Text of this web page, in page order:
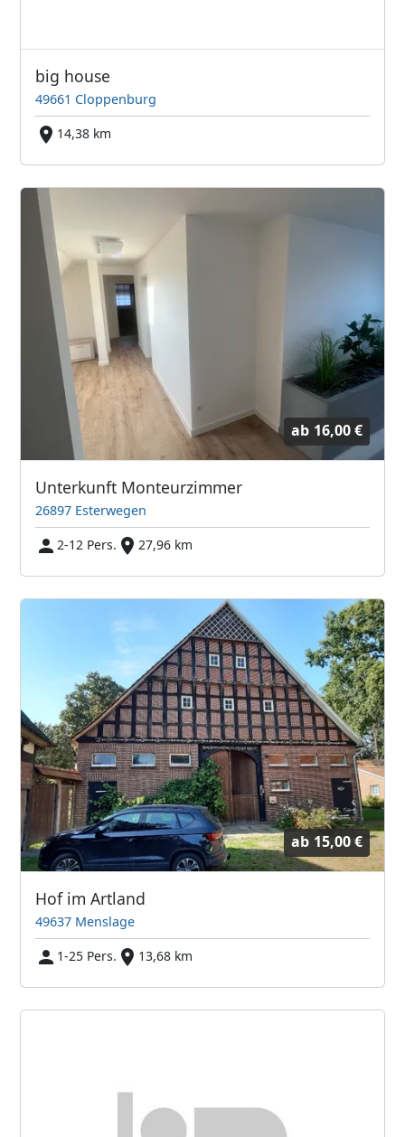
big house
49661 Cloppenburg
14,38 km
ab 16,00 €
Unterkunft Monteurzimmer
26897 Esterwegen
2-12 Pers.
27,96 km
ab 15,00 €
Hof im Artland
49637 Menslage
1-25 Pers.
13,68 km